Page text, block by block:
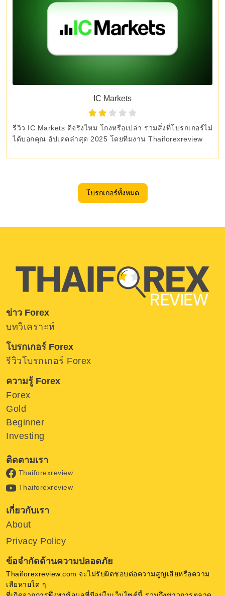
IC Markets
รีวิว IC Markets ดีจริงไหม โกงหรือเปล่า รวมสิ่งที่โบรกเกอร์ไม่
ได้บอกคุณ อัปเดตล่าสุด 2025 โดยทีมงาน Thaiforexreview
โบรกเกอร์ทั้งหมด
ข่าว Forex
บทวิเคราะห์
โบรกเกอร์ Forex
รีวิวโบรกเกอร์ Forex
ความรู้ Forex
Forex
Gold
Beginner
Investing
ติดตามเรา
Thaiforexreview
Thaiforexreview
เกี่ยวกับเรา
About
Privacy Policy
ข้อจำกัดด้านความปลอดภัย
Thaiforexreview.com จะไม่รับผิดชอบต่อความสูญเสียหรือความ
เสียหายใด ๆ